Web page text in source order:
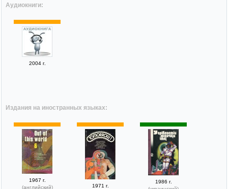
Аудиокниги:
2004 г.
Издания на иностранных языках:
1967 г.
(английский)
1971 г.
1986 г.